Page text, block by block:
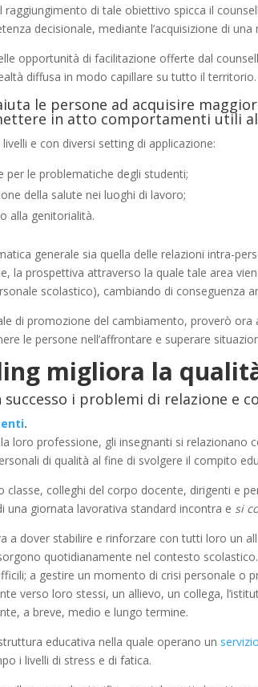
raggiungimento di tale obiettivo spicca il
decisionale, mediante l’acquisizione di
opportunità di facilitazione offerte dal
diffusa in modo capillare su tutto il territorio.
le persone ad acquisire
in atto comportamenti utili
e con diversi setting di applicazione:
per le problematiche degli studenti;
della salute nei luoghi di lavoro;
alla genitorialità.
generale sia quella delle relazioni intra-
la prospettiva attraverso la quale tale area
scolastico), cambiando di conseguenza
di promozione del cambiamento, proverò
le persone nell’affrontare e superare
migliora la qualit
successo i problemi di relazione e
.
loro professione, gli insegnanti si
di qualità al fine di svolgere il compito
classe, colleghi del corpo docente, dirigenti e
una giornata lavorativa standard incontra e si
a dover stabilire e rinforzare con tutti loro un
quotidianamente nel contesto
a gestire un momento di crisi personale o
verso loro stessi, un allievo, un collega,
a breve, medio e lungo termine.
educativa nella quale operano un
i livelli di stress e di fatica.